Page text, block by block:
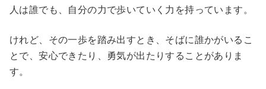
人は誰でも、自分の力で歩いていく力を持っています。
けれど、その一歩を踏み出すとき、そばに誰かがいるこ
とで、安心できたり、勇気が出たりすることがありま
す。